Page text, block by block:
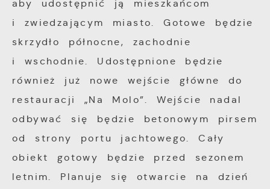
aby udostępnić ją mieszkańcom
i zwiedzającym miasto. Gotowe będzie
skrzydło północne, zachodnie
i wschodnie. Udostępnione będzie
również już nowe wejście główne do
restauracji „Na Molo”. Wejście nadal
odbywać się będzie betonowym pirsem
od strony portu jachtowego. Cały
obiekt gotowy będzie przed sezonem
letnim. Planuje się otwarcie na dzień
dopasowanie jej do Twoich indywidualnych
preferencji. Wyrażenie zgody na
funkcjonalne i personalizacyjne pliki cookies
gwarantuje dostępność większej ilości
funkcji na stronie.
Analityczne
Analityczne pliki cookies pomagają nam
rozwijać się i dostosowywać do Twoich
potrzeb.
Cookies analityczne pozwalają na uzyskanie
informacji w zakresie wykorzystywania
częstotliwości, z jaką odwiedzane są nasze
serwisy www. Dane pozwalają nam na
ocenę naszych serwisów internetowych pod
Więcej
Reklamowe
Dzięki reklamowym plikom cookies
prezentujemy Ci najciekawsze informacje i